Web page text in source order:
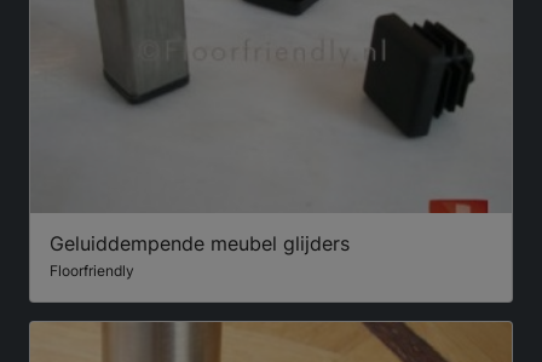
Geluiddempende meubel glijders
Floorfriendly